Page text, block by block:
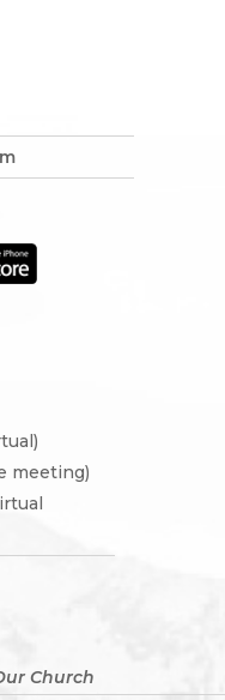
meeting)
Church